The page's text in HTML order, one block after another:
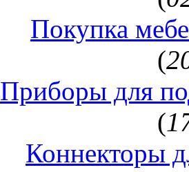
Покупка
(
Приборы для
(
Коннекторы